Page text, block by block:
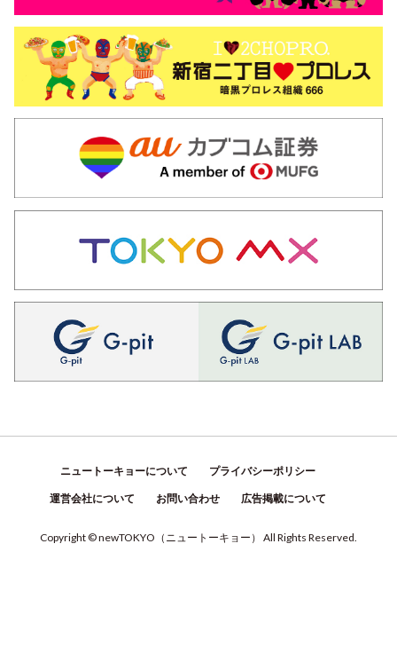
ニュートーキョーについて プライバシーポリシー
運営会社について お問い合わせ 広告掲載について
Copyright © newTOKYO （ ニュートーキョー ） All Rights Reserved.